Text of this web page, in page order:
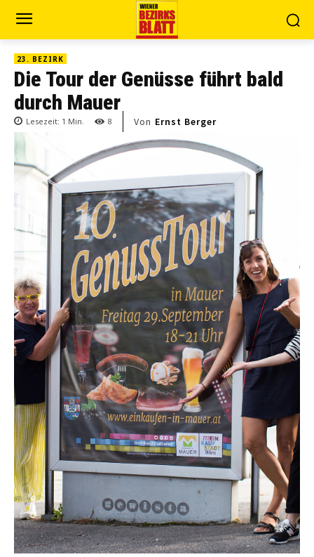
23. BEZIRK
Die Tour der Genüsse führt bald
durch Mauer
Lesezeit: 1 Min. 8 Von Ernst Berger